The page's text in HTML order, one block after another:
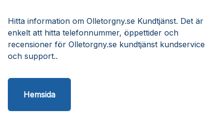
Hitta information om Olletorgny.se Kundtjänst. Det är
enkelt att hitta telefonnummer, öppettider och
recensioner för Olletorgny.se kundtjänst kundservice
och support..
Hemsida